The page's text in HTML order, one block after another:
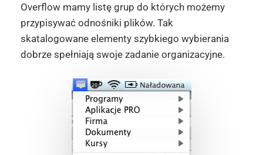
Overflow mamy listę grup do których możemy
przypisywać odnośniki plików. Tak
skatalogowane elementy szybkiego wybierania
dobrze spełniają swoje zadanie organizacyjne.